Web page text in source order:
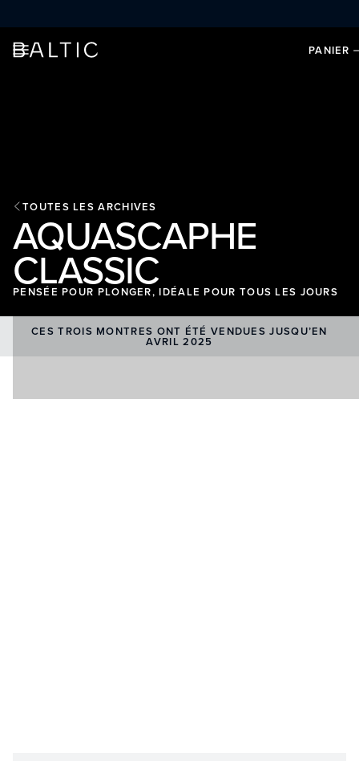
PANIER
TOUTES LES ARCHIVES
AQUASCAPHE
CLASSIC
PENSÉE POUR PLONGER, IDÉALE POUR TOUS LES JOURS
CES TROIS MONTRES ONT ÉTÉ VENDUES JUSQU’EN
AVRIL 2025